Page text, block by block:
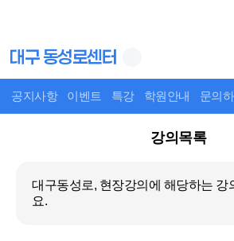
대구 동성로센터
공지사항 이벤트 특강 학원안내 문의
강의목록
대구동성로, 현장강의 에 해당하는 강
요.